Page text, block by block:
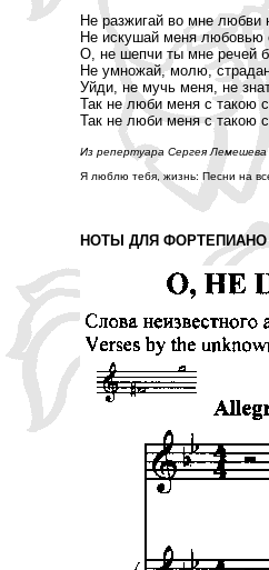
Не разжигай во мне любви
Не искушай меня любовью
О, не шепчи ты мне речей
Не умножай, молю,
Уйди, не мучь меня, не
Так не люби меня с такою
Так не люби меня с такою
Из репертуара Сергея Лемешева
Я люблю тебя, жизнь: Песни на
НОТЫ ДЛЯ ФОРТЕПИАНО